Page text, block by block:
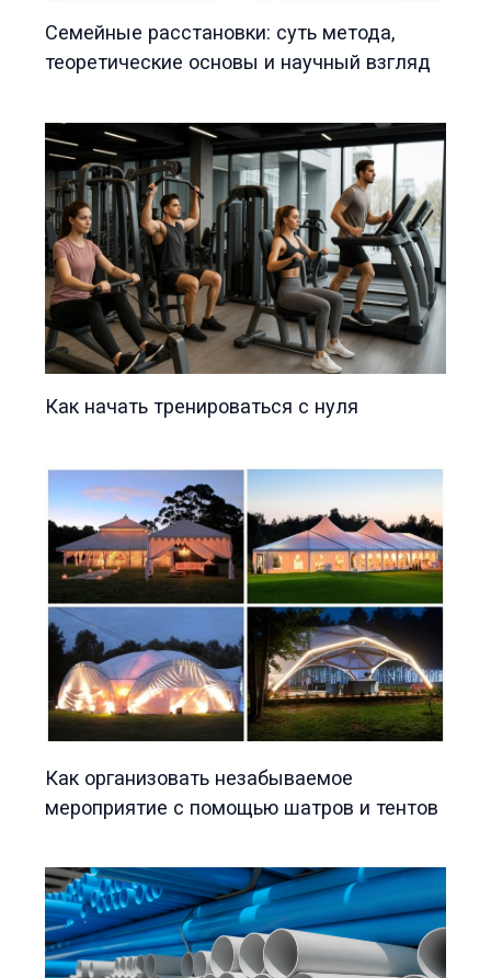
Семейные расстановки: суть метода,
теоретические основы и научный взгляд
Как начать тренироваться с нуля
Как организовать незабываемое
мероприятие с помощью шатров и тентов